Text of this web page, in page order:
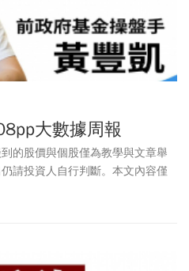
大數據周報
的股價與個股僅為教學與文章舉
請投資人自行判斷。本文內容僅
任何翻印、轉載，或以任何型態